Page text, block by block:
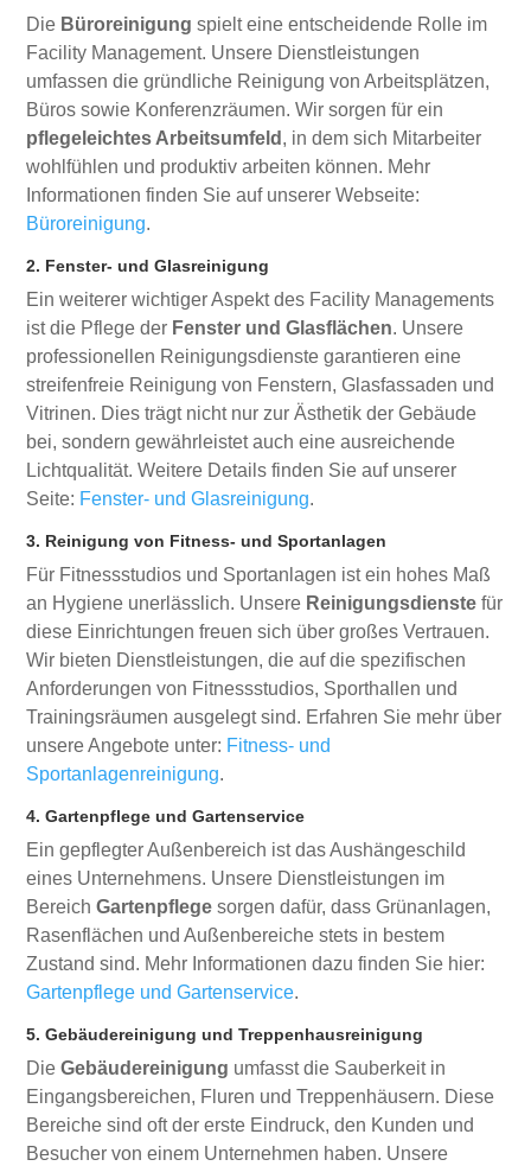
Die Büroreinigung spielt eine entscheidende Rolle im
Facility Management. Unsere Dienstleistungen
umfassen die gründliche Reinigung von Arbeitsplätzen,
Büros sowie Konferenzräumen. Wir sorgen für ein
pflegeleichtes Arbeitsumfeld , in dem sich Mitarbeiter
wohlfühlen und produktiv arbeiten können. Mehr
Informationen finden Sie auf unserer Webseite:
Büroreinigung.
2. Fenster- und Glasreinigung
Ein weiterer wichtiger Aspekt des Facility Managements
ist die Pflege der Fenster und Glasflächen. Unsere
professionellen Reinigungsdienste garantieren eine
streifenfreie Reinigung von Fenstern, Glasfassaden und
Vitrinen. Dies trägt nicht nur zur Ästhetik der Gebäude
bei, sondern gewährleistet auch eine ausreichende
Lichtqualität. Weitere Details finden Sie auf unserer
Seite: Fenster- und Glasreinigung.
3. Reinigung von Fitness- und Sportanlagen
Für Fitnessstudios und Sportanlagen ist ein hohes Maß
an Hygiene unerlässlich. Unsere Reinigungsdienste für
diese Einrichtungen freuen sich über großes Vertrauen.
Wir bieten Dienstleistungen, die auf die spezifischen
Anforderungen von Fitnessstudios, Sporthallen und
Trainingsräumen ausgelegt sind. Erfahren Sie mehr über
unsere Angebote unter: Fitness- und
Sportanlagenreinigung.
4. Gartenpflege und Gartenservice
Ein gepflegter Außenbereich ist das Aushängeschild
eines Unternehmens. Unsere Dienstleistungen im
BereichGartenpflege sorgen dafür, dass Grünanlagen,
Rasenflächen und Außenbereiche stets in bestem
Zustand sind. Mehr Informationen dazu finden Sie hier:
Gartenpflege und Gartenservice.
5. Gebäudereinigung und Treppenhausreinigung
DieGebäudereinigung umfasst die Sauberkeit in
Eingangsbereichen, Fluren und Treppenhäusern. Diese
Bereiche sind oft der erste Eindruck, den Kunden und
Besucher von einem Unternehmen haben. Unsere